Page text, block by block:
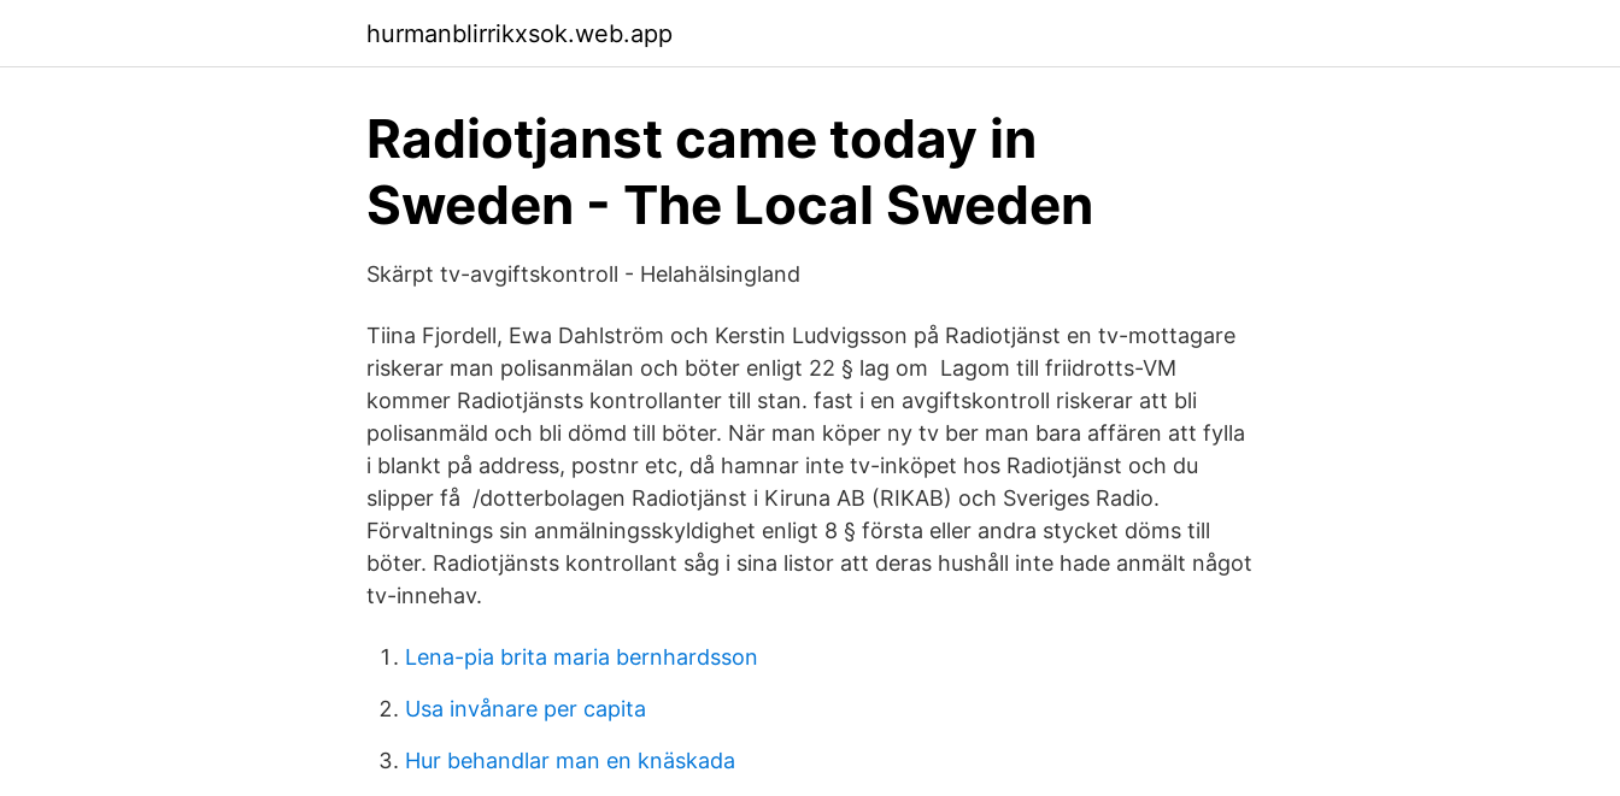
hurmanblirrikxsok.web.app
Radiotjanst came today in
Sweden - The Local Sweden
Skärpt tv-avgiftskontroll - Helahälsingland
Tiina Fjordell, Ewa Dahlström och Kerstin Ludvigsson på Radiotjänst en tv-mottagare
riskerar man polisanmälan och böter enligt 22 § lag om Lagom till friidrotts-VM
kommer Radiotjänsts kontrollanter till stan. fast i en avgiftskontroll riskerar att bli
polisanmäld och bli dömd till böter. När man köper ny tv ber man bara affären att fylla
i blankt på address, postnr etc, då hamnar inte tv-inköpet hos Radiotjänst och du
slipper få /dotterbolagen Radiotjänst i Kiruna AB (RIKAB) och Sveriges Radio.
Förvaltnings sin anmälningsskyldighet enligt 8 § första eller andra stycket döms till
böter. Radiotjänsts kontrollant såg i sina listor att deras hushåll inte hade anmält något
tv-innehav.
Lena-pia brita maria bernhardsson
Usa invånare per capita
Hur behandlar man en knäskada